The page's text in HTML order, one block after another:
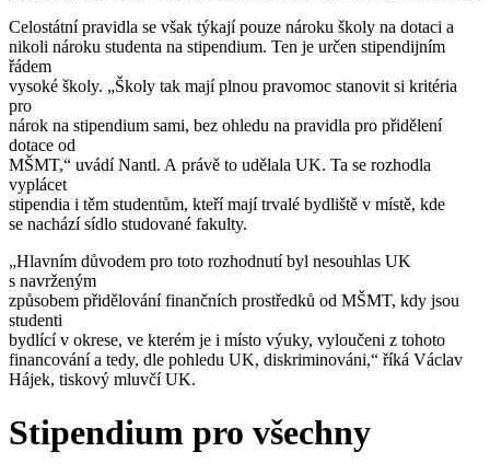
Celostátní pravidla se však týkají pouze nároku školy na dotaci a
nikoli nároku studenta na stipendium. Ten je určen stipendijním
řádem
vysoké školy. „Školy tak mají plnou pravomoc stanovit si kritéria
pro
nárok na stipendium sami, bez ohledu na pravidla pro přidělení
dotace od
MŠMT,“ uvádí Nantl. A právě to udělala UK. Ta se rozhodla
vyplácet
stipendia i těm studentům, kteří mají trvalé bydliště v místě, kde
se nachází sídlo studované fakulty.
„Hlavním důvodem pro toto rozhodnutí byl nesouhlas UK
s navrženým
způsobem přidělování finančních prostředků od MŠMT, kdy jsou
studenti
bydlící v okrese, ve kterém je i místo výuky, vyloučeni z tohoto
financování a tedy, dle pohledu UK, diskriminováni,“ říká Václav
Hájek, tiskový mluvčí UK.
Stipendium pro všechny